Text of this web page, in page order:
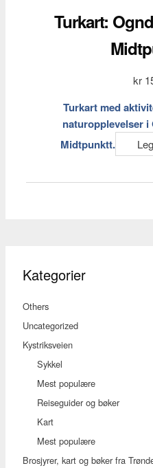
Turkart:
kr
Turkart med
naturopplevelser i
Midtpunktt.
Kategorier
Others
Uncategorized
Kystriksveien
Sykkel
Mest populære
Reiseguider og bøker
Kart
Mest populære
Brosjyrer, kart og bøker fra